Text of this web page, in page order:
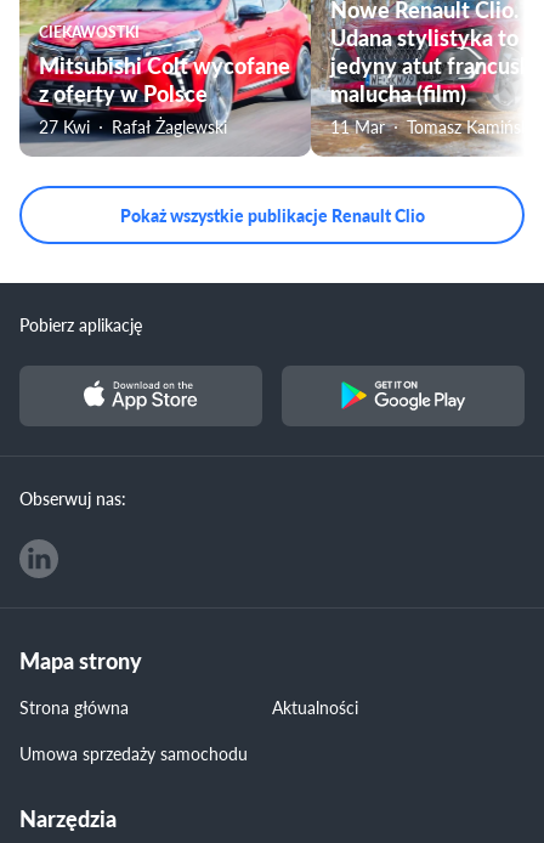
CIEKAWOSTKI
Mitsubishi Colt wycofane
z oferty w Polsce
27 Kwi Rafał Żaglewski
Nowe Renault Clio.
Udana stylistyka to
jedyny atut
malucha (film)
11 Mar Tomasz Kamiński
Pokaż wszystkie publikacje Renault Clio
Pobierz aplikację
Obserwuj nas:
Mapa strony
Strona główna
Aktualności
Umowa sprzedaży samochodu
Narzędzia